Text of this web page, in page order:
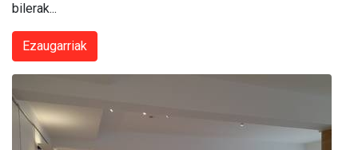
bilerak...
Ezaugarriak